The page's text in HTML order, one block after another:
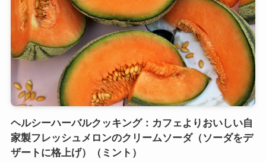
ヘルシーハーバルクッキング：カフェよりおいしい自
家製フレッシュメロンのクリームソーダ（ソーダをデ
ザートに格上げ）（ミント）